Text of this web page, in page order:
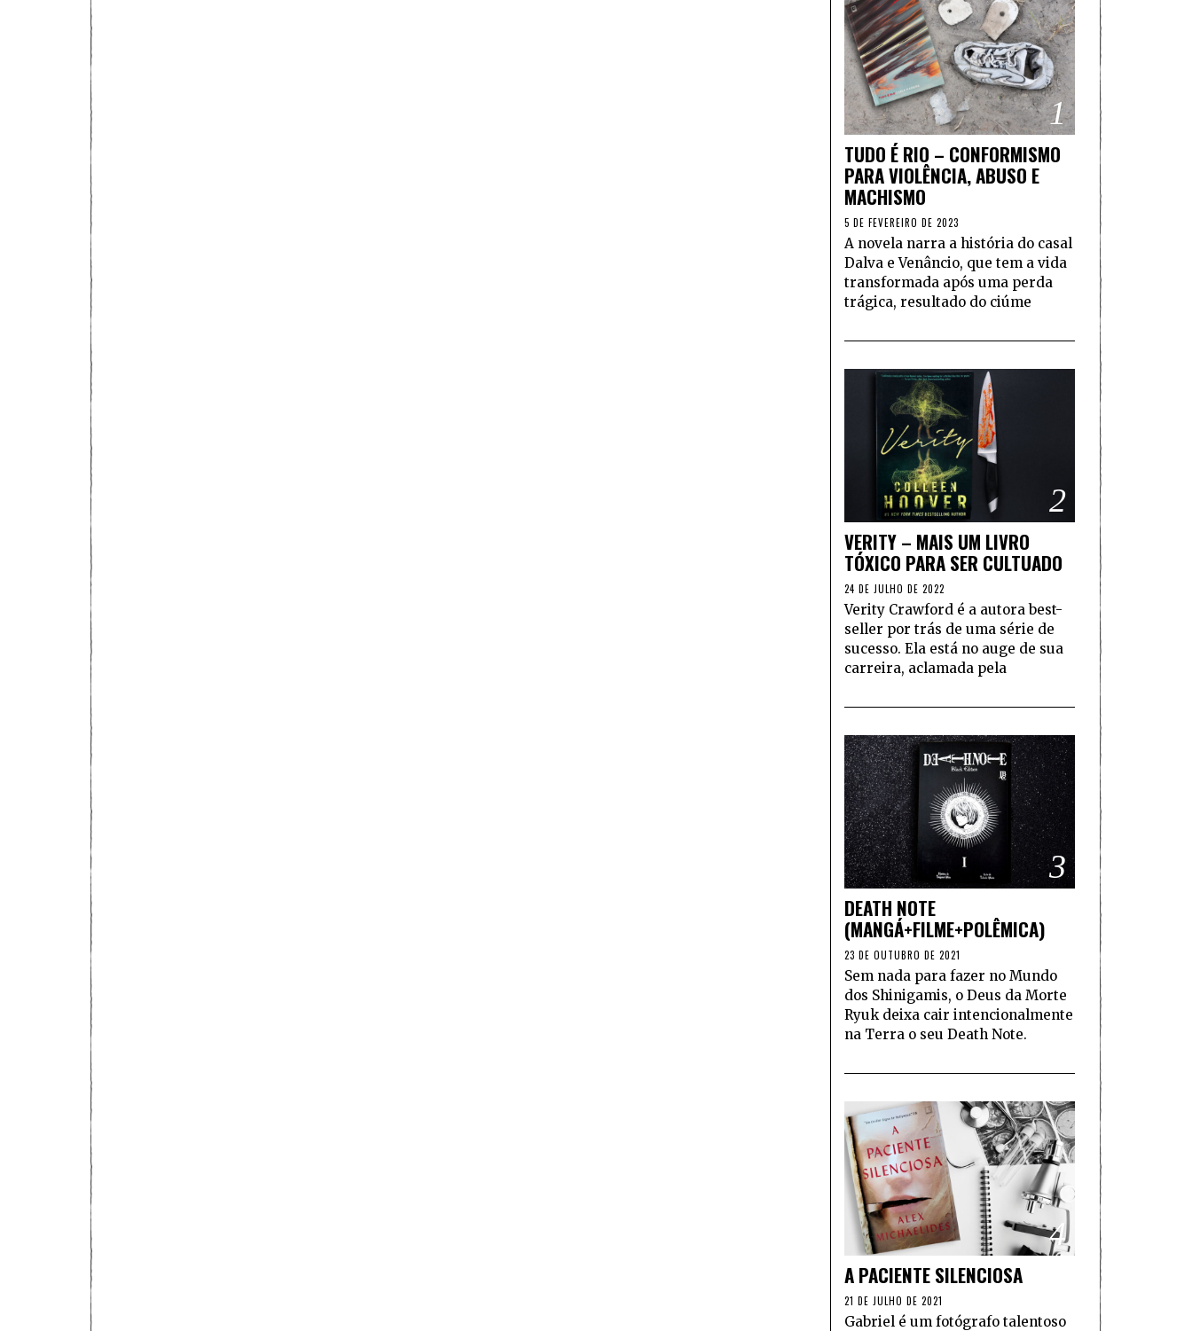
1
TUDO É RIO – CONFORMISMO
PARA VIOLÊNCIA, ABUSO E
MACHISMO
5 DE FEVEREIRO DE 2023
A novela narra a história do casal
Dalva e Venâncio, que tem a vida
transformada após uma perda
trágica, resultado do ciúme
2
VERITY – MAIS UM LIVRO
TÓXICO PARA SER CULTUADO
24 DE JULHO DE 2022
Verity Crawford é a autora best-
seller por trás de uma série de
sucesso. Ela está no auge de sua
carreira, aclamada pela
3
DEATH NOTE
(MANGÁ+FILME+POLÊMICA)
23 DE OUTUBRO DE 2021
Sem nada para fazer no Mundo
dos Shinigamis, o Deus da Morte
Ryuk deixa cair intencionalmente
na Terra o seu Death Note.
4
A PACIENTE SILENCIOSA
21 DE JULHO DE 2021
Gabriel é um fotógrafo talentoso